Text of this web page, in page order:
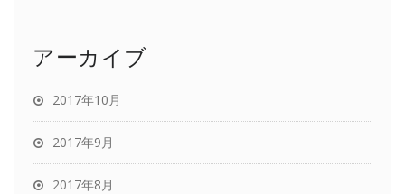
アーカイブ
2017年10月
2017年9月
2017年8月